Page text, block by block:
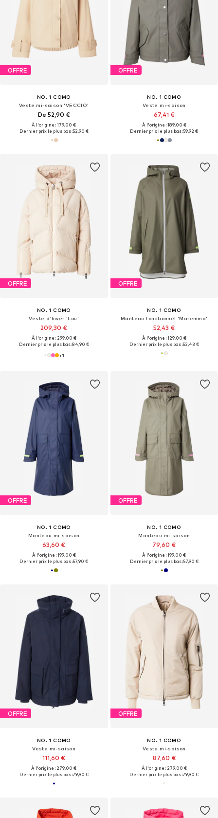
OFFRE
NO. 1 COMO
Veste mi-saison 'VECCIO'
De 52,90 €
À l'origine : 179,00 €
Dernier prix le plus bas :52,90 €
OFFRE
NO. 1 COMO
Veste mi-saison
67,41 €
À l'origine : 189,00 €
Dernier prix le plus bas :59,92 €
OFFRE
NO. 1 COMO
Veste d’hiver 'Lou'
209,30 €
À l'origine : 299,00 €
Dernier prix le plus bas :84,90 €
+1
OFFRE
NO. 1 COMO
Manteau fonctionnel 'Maremma'
52,43 €
À l'origine : 129,00 €
Dernier prix le plus bas :52,43 €
OFFRE
NO. 1 COMO
Manteau mi-saison
63,60 €
À l'origine : 199,00 €
Dernier prix le plus bas :57,90 €
OFFRE
NO. 1 COMO
Manteau mi-saison
79,60 €
À l'origine : 199,00 €
Dernier prix le plus bas :57,90 €
OFFRE
NO. 1 COMO
Veste mi-saison
111,60 €
À l'origine : 279,00 €
Dernier prix le plus bas :79,90 €
OFFRE
NO. 1 COMO
Veste mi-saison
87,60 €
À l'origine : 279,00 €
Dernier prix le plus bas :79,90 €